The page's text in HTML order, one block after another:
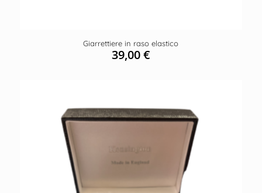
Giarrettiere in raso elastico
39,00€